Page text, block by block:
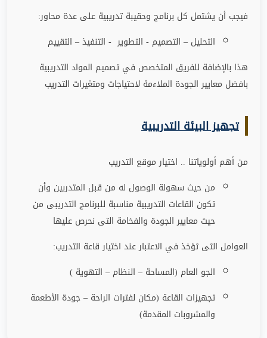
فيجب أن يشتمل كل برنامج وحقيبة تدريبية على عدة محاور:
التحليل – التصميم - التطوير - التنفيذ – التقييم
هذا بالإضافة للفريق المتخصص في تصميم المواد التدريبية
بافضل معايير الجودة الملاءمة لاحتياجات ومتغيرات التدريب
تجهيز البيئة التدريبية
من أهم أولوياتنا .. اختيار موقع التدريب
من حيث سهولة الوصول له من قبل المتدربين وأن
تكون القاعات التدريبية مناسبة للبرنامج التدريبى من
حيث معايير الجودة والفخامة التى نحرص عليها
العوامل الثى ثؤخذ في الاعتبار عند اختيار قاعة التدريب:
الجو العام (المساحة – النظام – التهوية )
تجهيزات القاعة (مكان لفترات الراحة –جودة الأطعمة
والمشروبات المقدمة)